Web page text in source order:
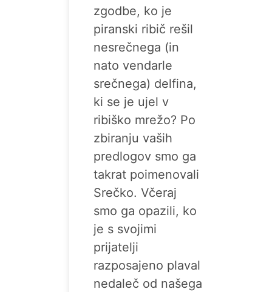
zgodbe, ko je
piranski ribič rešil
nesrečnega (in
nato vendarle
srečnega) delfina,
ki se je ujel v
ribiško mrežo? Po
zbiranju vaših
predlogov smo ga
takrat poimenovali
Srečko. Včeraj
smo ga opazili, ko
je s svojimi
prijatelji
razposajeno plaval
nedaleč od našega